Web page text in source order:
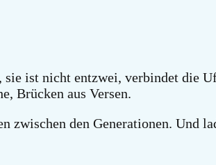
sie ist nicht entzwei, verbindet die
Brücken aus Versen.
den Generationen. Und